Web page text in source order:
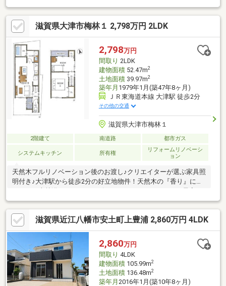
◆５ＬＤＫ
滋賀県大津市梅林１ 2,798万円 2LDK
2,798万円
間取り 2LDK
建物面積52.47m2
土地面積39.97m2
築年月 1979年1月(築47年8ヶ月)
ＪＲ東海道本線 大津駅 徒歩2分
その他の交通
滋賀県大津市梅林１
2階建て 南道路 都市ガス
システムキッチン 所有権
リフォームリノベーシ
ョン
天然木フルリノベーション後のお渡し♪クリエイターが選ぶ家具照
明付き♪大津駅から徒歩2分の好立地物件！天然木の『香り』に包
すぜひ、COLORS工務店の『耳』つき天然木【モンキーポッド、
栗、桧】を、【見て】【さわって】【香り】、すべてご体感出来
ます
滋賀県近江八幡市安土町上豊浦 2,860万円 4LDK
2,860万円
間取り 4LDK
建物面積105.99m2
土地面積136.48m2
築年月 2016年1月(築10年8ヶ月)